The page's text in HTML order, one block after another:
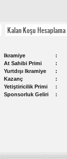
Kalan Koşu Hesaplama
Ikramiye
At Sahibi Primi
Yurtdışı Ikramiye
Kazanç
Yetiştiricilik Primi
Sponsorluk Geliri